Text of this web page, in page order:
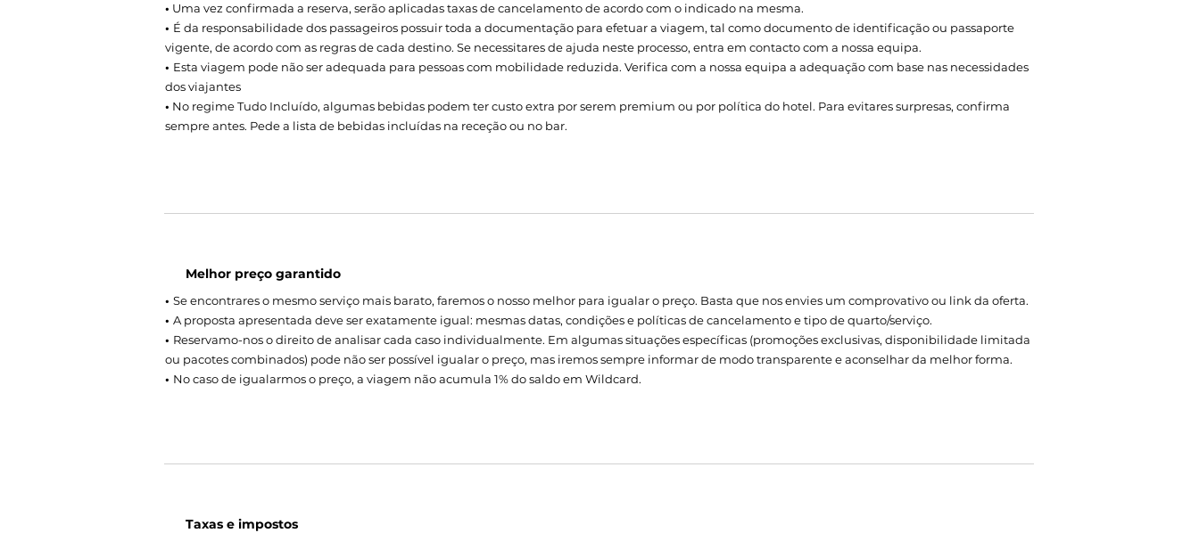
• Uma vez confirmada a reserva, serão aplicadas taxas de cancelamento de acordo com o indicado na mesma.
• É da responsabilidade dos passageiros possuir toda a documentação para efetuar a viagem, tal como documento de identificação ou passaporte
vigente, de acordo com as regras de cada destino. Se necessitares de ajuda neste processo, entra em contacto com a nossa equipa.
• Esta viagem pode não ser adequada para pessoas com mobilidade reduzida. Verifica com a nossa equipa a adequação com base nas necessidades
dos viajantes
• No regime Tudo Incluído, algumas bebidas podem ter custo extra por serem premium ou por política do hotel. Para evitares surpresas, confirma
sempre antes. Pede a lista de bebidas incluídas na receção ou no bar.
Melhor preço garantido
• Se encontrares o mesmo serviço mais barato, faremos o nosso melhor para igualar o preço. Basta que nos envies um comprovativo ou link da oferta.
• A proposta apresentada deve ser exatamente igual: mesmas datas, condições e políticas de cancelamento e tipo de quarto/serviço.
• Reservamo-nos o direito de analisar cada caso individualmente. Em algumas situações específicas (promoções exclusivas, disponibilidade limitada
ou pacotes combinados) pode não ser possível igualar o preço, mas iremos sempre informar de modo transparente e aconselhar da melhor forma.
• No caso de igualarmos o preço, a viagem não acumula 1% do saldo em Wildcard.
Taxas e impostos